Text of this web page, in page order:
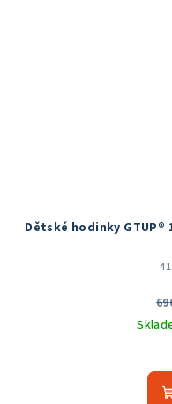
Dětské hodinky GTUP®